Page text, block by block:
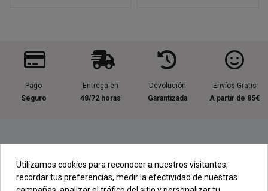
Pago
Seguro
Entrega en
48/72 horas
Devolución
Garantizada
Envíos Gratis
A partir de 85€
Contacta con nosotros
Utilizamos cookies para reconocer a nuestros visitantes,
recordar tus preferencias, medir la efectividad de nuestras